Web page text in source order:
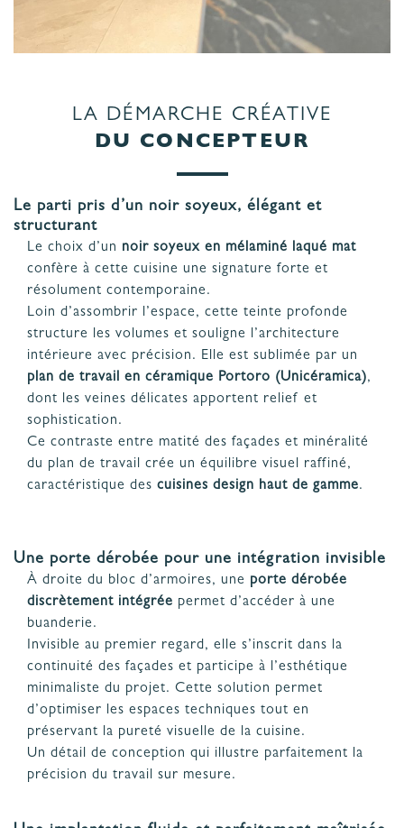
LA DÉMARCHE CRÉATIVE
DU CONCEPTEUR
Le parti pris d’un noir soyeux, élégant et
structurant
Le choix d’un noir soyeux en mélaminé laqué mat
confère à cette cuisine une signature forte et
résolument contemporaine.
Loin d’assombrir l’espace, cette teinte profonde
structure les volumes et souligne l’architecture
intérieure avec précision. Elle est sublimée par un
plan de travail en céramique Portoro (Unicéramica),
dont les veines délicates apportent relief et
sophistication.
Ce contraste entre matité des façades et minéralité
du plan de travail crée un équilibre visuel raffiné,
caractéristique des cuisines design haut de gamme.
Une porte dérobée pour une intégration invisible
À droite du bloc d’armoires, une porte dérobée
discrètement intégrée permet d’accéder à une
buanderie.
Invisible au premier regard, elle s’inscrit dans la
continuité des façades et participe à l’esthétique
minimaliste du projet. Cette solution permet
d’optimiser les espaces techniques tout en
préservant la pureté visuelle de la cuisine.
Un détail de conception qui illustre parfaitement la
précision du travail sur mesure.